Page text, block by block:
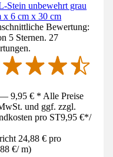
Stein unbewehrt grau
x 6 cm x 30 cm
Bewertung:
5 Sternen. 27
9,95 € * Alle Preise
und ggf. zzgl.
pro ST9,95 €*/
24,88 € pro
€/ m)